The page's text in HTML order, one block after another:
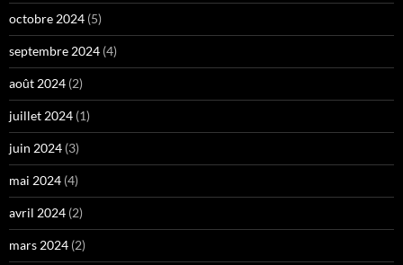
octobre 2024 (5)
septembre 2024 (4)
août 2024 (2)
juillet 2024 (1)
juin 2024 (3)
mai 2024 (4)
avril 2024 (2)
mars 2024 (2)